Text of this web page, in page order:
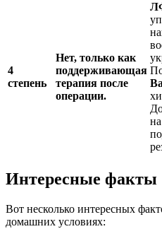
4
степень
Нет, только как
поддерживающая
терапия после
операции.
Интересные факты
Вот несколько интересных
домашних условиях: